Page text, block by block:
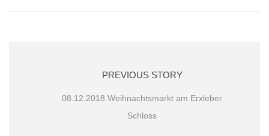
PREVIOUS STORY
08.12.2018 Weihnachtsmarkt am Erxleber
Schloss